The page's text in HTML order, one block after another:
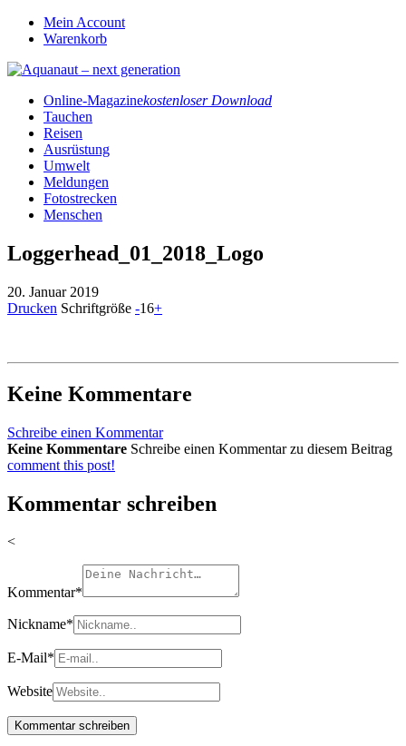
Mein Account
Warenkorb
Online-Magazinekostenloser Download
Tauchen
Reisen
Ausrüstung
Umwelt
Meldungen
Fotostrecken
Menschen
Loggerhead_01_2018_Logo
20. Januar 2019
Drucken Schriftgröße -16+
Keine Kommentare
Schreibe einen Kommentar
Keine Kommentare Schreibe einen Kommentar zu diesem Beitrag
comment this post!
Kommentar schreiben
<
Kommentar*
Nickname*
E-Mail*
Website